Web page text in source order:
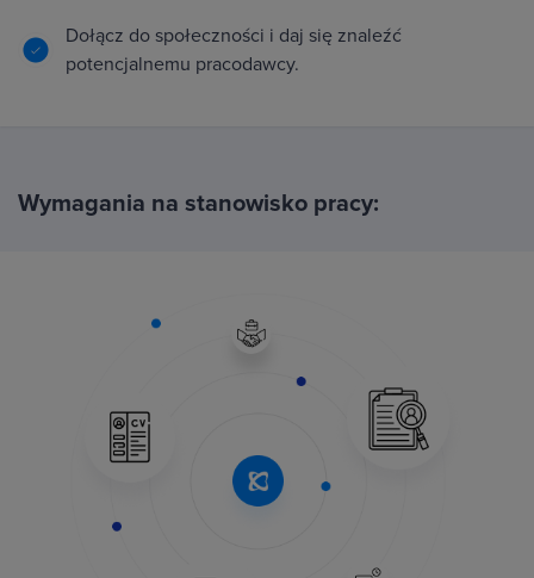
Dołącz do społeczności i daj się znaleźć
potencjalnemu pracodawcy.
Wymagania na stanowisko pracy: